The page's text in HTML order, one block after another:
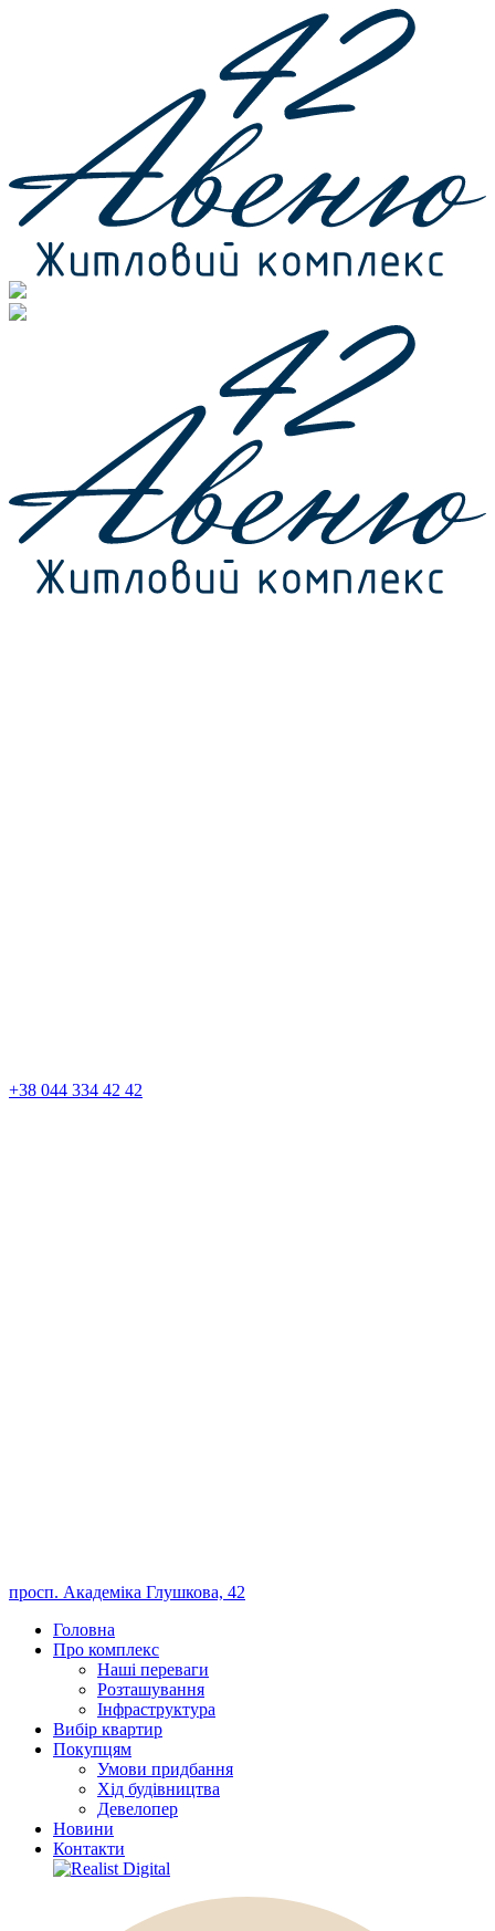
+38 044 334 42 42
просп. Академіка Глушкова, 42
Головна
Про комплекс
Наші переваги
Розташування
Інфраструктура
Вибір квартир
Покупцям
Умови придбання
Хід будівництва
Девелопер
Новини
Контакти